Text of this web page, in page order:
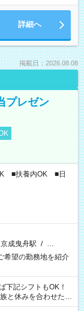
詳細へ
掲載日：2026.08.08
プレゼン
■扶養内OK ■日
京成曳舟駅 / …
望の勤務地を紹介
「できれば残業はし